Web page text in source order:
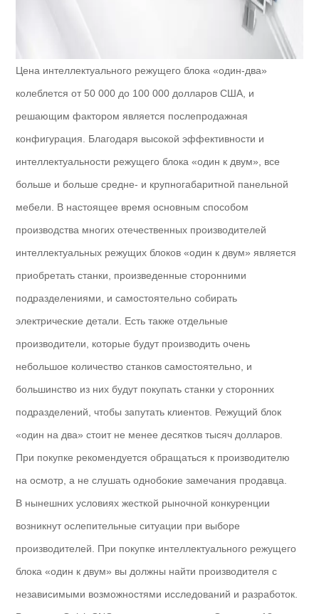
Цена интеллектуального режущего блока «один-два»
колеблется от 50 000 до 100 000 долларов США, и
решающим фактором является послепродажная
конфигурация. Благодаря высокой эффективности и
интеллектуальности режущего блока «один к двум», все
больше и больше средне- и крупногабаритной панельной
мебели. В настоящее время основным способом
производства многих отечественных производителей
интеллектуальных режущих блоков «один к двум» является
приобретать станки, произведенные сторонними
подразделениями, и самостоятельно собирать
электрические детали. Есть также отдельные
производители, которые будут производить очень
небольшое количество станков самостоятельно, и
большинство из них будут покупать станки у сторонних
подразделений, чтобы запутать клиентов. Режущий блок
«один на два» стоит не менее десятков тысяч долларов.
При покупке рекомендуется обращаться к производителю
на осмотр, а не слушать однобокие замечания продавца.
В нынешних условиях жесткой рыночной конкуренции
возникнут ослепительные ситуации при выборе
производителей. При покупке интеллектуального режущего
блока «один к двум» вы должны найти производителя с
независимыми возможностями исследований и разработок.